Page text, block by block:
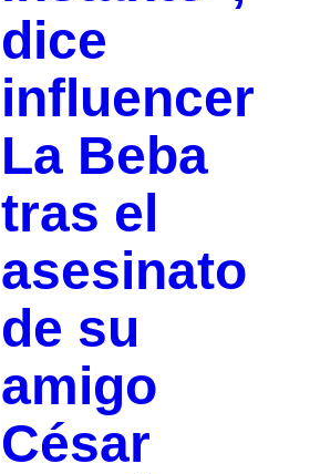
dice
influencer
La Beba
tras el
asesinato
de su
amigo
César